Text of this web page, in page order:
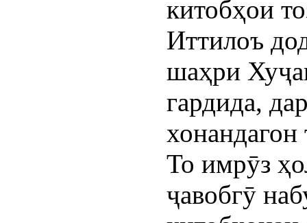
китобҳои
Иттилоъ
шаҳри
гардида,
То имрӯз
ҷавобгӯ